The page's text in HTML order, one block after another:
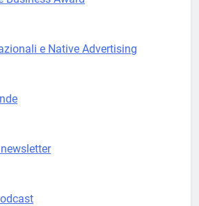
e Native Advertising